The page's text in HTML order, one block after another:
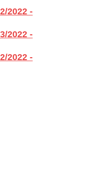
2022 -
2022 -
2022 -